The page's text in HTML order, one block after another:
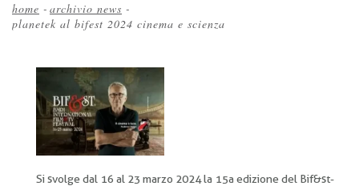
Briciole
pane
home - archivio news -
planetek al bifest 2024 cinema e scienza
Si svolge dal 16 al 23 marzo 2024 la 15a edizione del Bif&st-